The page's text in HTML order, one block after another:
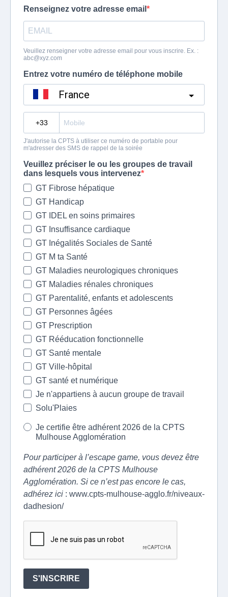
Renseignez votre adresse email
Veuillez renseigner votre adresse email pour vous inscrire. Ex. :
abc@xyz.com
Entrez votre numéro de téléphone mobile
France
J'autorise la CPTS à utiliser ce numéro de portable pour
m'adresser des SMS de rappel de la soirée
Veuillez préciser le ou les groupes de travail
dans lesquels vous intervenez
GT Fibrose hépatique
GT Handicap
GT IDEL en soins primaires
GT Insuffisance cardiaque
GT Inégalités Sociales de Santé
GT M ta Santé
GT Maladies neurologiques chroniques
GT Maladies rénales chroniques
GT Parentalité, enfants et adolescents
GT Personnes âgées
GT Prescription
GT Rééducation fonctionnelle
GT Santé mentale
GT Ville-hôpital
GT santé et numérique
Je n'appartiens à aucun groupe de travail
Solu'Plaies
Je certifie être adhérent 2026 de la CPTS
Mulhouse Agglomération
Pour participer à l’escape game, vous devez être
adhérent 2026 de la CPTS Mulhouse
Agglomération. Si ce n’est pas encore le cas,
adhérez ici : www.cpts-mulhouse-agglo.fr/niveaux-
dadhesion/
S'INSCRIRE